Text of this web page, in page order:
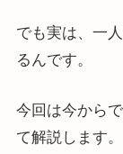
でも実は、一
るんです。
今回は今から
て解説します。